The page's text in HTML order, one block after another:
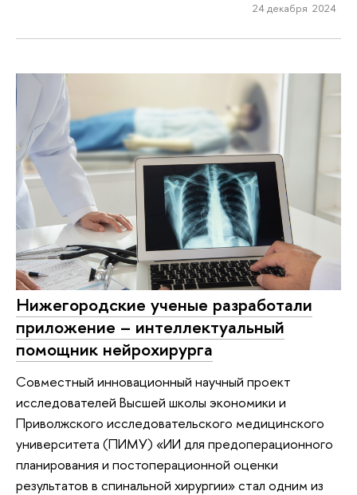
24 декабря 2024
Нижегородские ученые разработали
приложение – интеллектуальный
помощник нейрохирурга
Совместный инновационный научный проект
исследователей Высшей школы экономики и
Приволжского исследовательского медицинского
университета (ПИМУ) «ИИ для предоперационного
планирования и постоперационной оценки
результатов в спинальной хирургии» стал одним из